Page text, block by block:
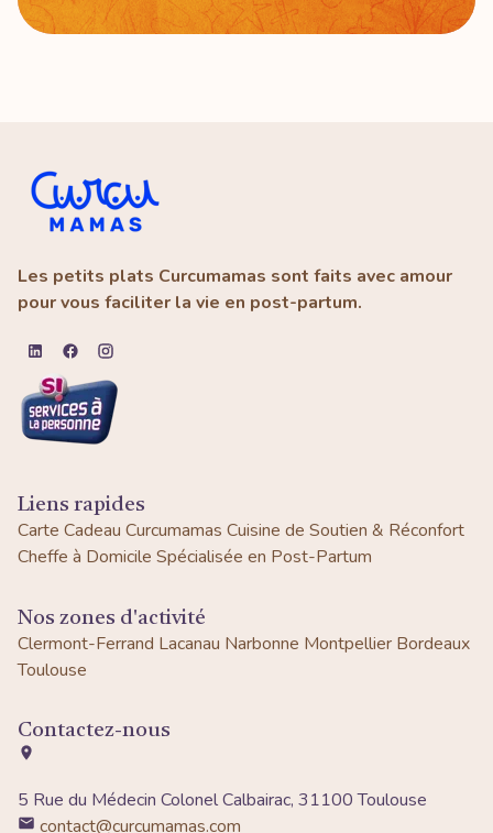
Les petits plats Curcumamas sont faits avec amour
pour vous faciliter la vie en post-partum.
Liens rapides
Carte Cadeau Curcumamas Cuisine de Soutien & Réconfort
Cheffe à Domicile Spécialisée en Post-Partum
Nos zones d'activité
Clermont-Ferrand Lacanau Narbonne Montpellier Bordeaux
Toulouse
Contactez-nous
5 Rue du Médecin Colonel Calbairac, 31100 Toulouse
contact@curcumamas.com